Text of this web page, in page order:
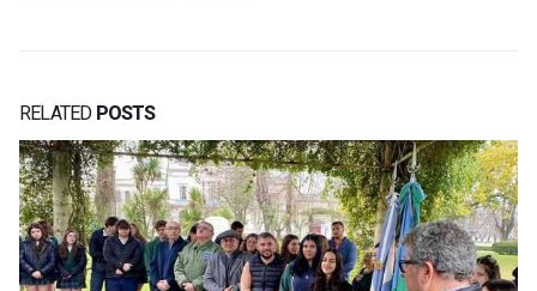
RELATED POSTS